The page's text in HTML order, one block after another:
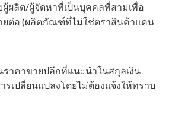
ผลิต/ผู้จัดหาที่เป็นบุคคลที่สามเพื่อ
ยต่อ (ผลิตภัณฑ์ที่ไม่ใช่ตราสินค้าแคน
ราคาขายปลีกที่แนะนำในสกุลเงิน
รเปลี่ยนแปลงโดยไม่ต้องแจ้งให้ทราบ